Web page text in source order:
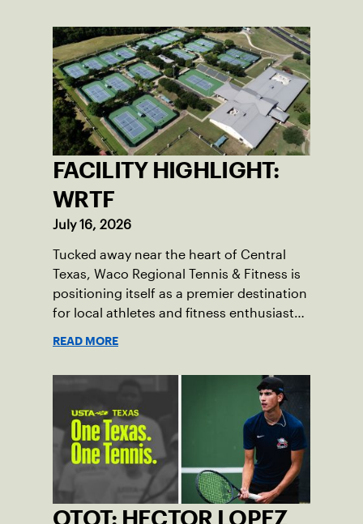
FACILITY HIGHLIGHT:
WRTF
July 16, 2026
Tucked away near the heart of Central
Texas, Waco Regional Tennis & Fitness is
positioning itself as a premier destination
for local athletes and fitness enthusiasts
READ MORE
OTOT: HECTOR LOPEZ